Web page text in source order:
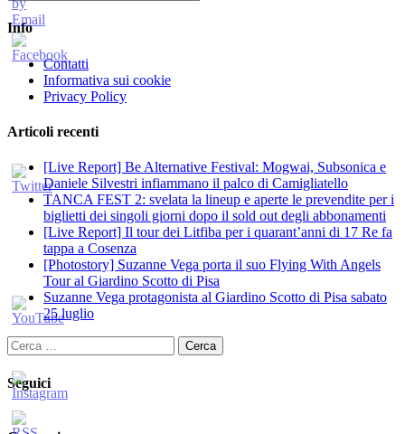
Info
Contatti
Informativa sui cookie
Privacy Policy
Articoli recenti
[Live Report] Be Alternative Festival: Mogwai, Subsonica e
Daniele Silvestri infiammano il palco di Camigliatello
TANCA FEST 2: svelata la lineup e aperte le prevendite per i
biglietti dei singoli giorni dopo il sold out degli abbonamenti
[Live Report] Il tour dei Litfiba per i quarant’anni di 17 Re fa
tappa a Cosenza
[Photostory] Suzanne Vega porta il suo Flying With Angels
Tour al Giardino Scotto di Pisa
Suzanne Vega protagonista al Giardino Scotto di Pisa sabato
25 luglio
Ricerca
per:
Seguici